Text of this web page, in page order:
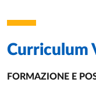
Curriculum
FORMAZIONE E